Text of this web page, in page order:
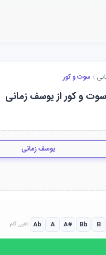
سوت و کور
و کور از یوسف زمانی
یوسف زمانی
تغییر گام: Ab A A# Bb B